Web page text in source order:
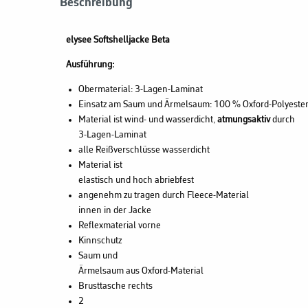
Beschreibung
elysee Softshelljacke Beta
Ausführung:
Obermaterial: 3-Lagen-Laminat
Einsatz am Saum und Ärmelsaum: 100 % Oxford-Polyester
Material ist wind- und wasserdicht, atmungsaktivdurch
3-Lagen-Laminat
alle Reißverschlüsse wasserdicht
Material ist
elastisch und hoch abriebfest
angenehm zu tragen durch Fleece-Material
innen in der Jacke
Reflexmaterial vorne
Kinnschutz
Saum und
Ärmelsaum aus Oxford-Material
Brusttasche rechts
2